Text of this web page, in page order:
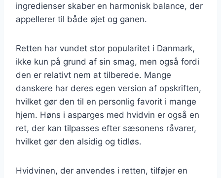
ingredienser skaber en harmonisk balance, der
appellerer til både øjet og ganen.
Retten har vundet stor popularitet i Danmark,
ikke kun på grund af sin smag, men også fordi
den er relativt nem at tilberede. Mange
danskere har deres egen version af opskriften,
hvilket gør den til en personlig favorit i mange
hjem. Høns i asparges med hvidvin er også en
ret, der kan tilpasses efter sæsonens råvarer,
hvilket gør den alsidig og tidløs.
Hvidvinen, der anvendes i retten, tilføjer en